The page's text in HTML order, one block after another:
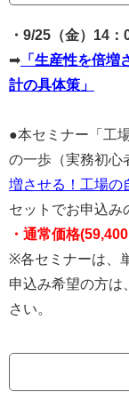
・9/25（金）14
➡ 「生産性を倍
計の具体策」
●本セミナー「工
の一歩（実務初心
増させる！工場の
セットでお申込み
・通常価格
※各セミナーは、
申込み希望の方は
さい。